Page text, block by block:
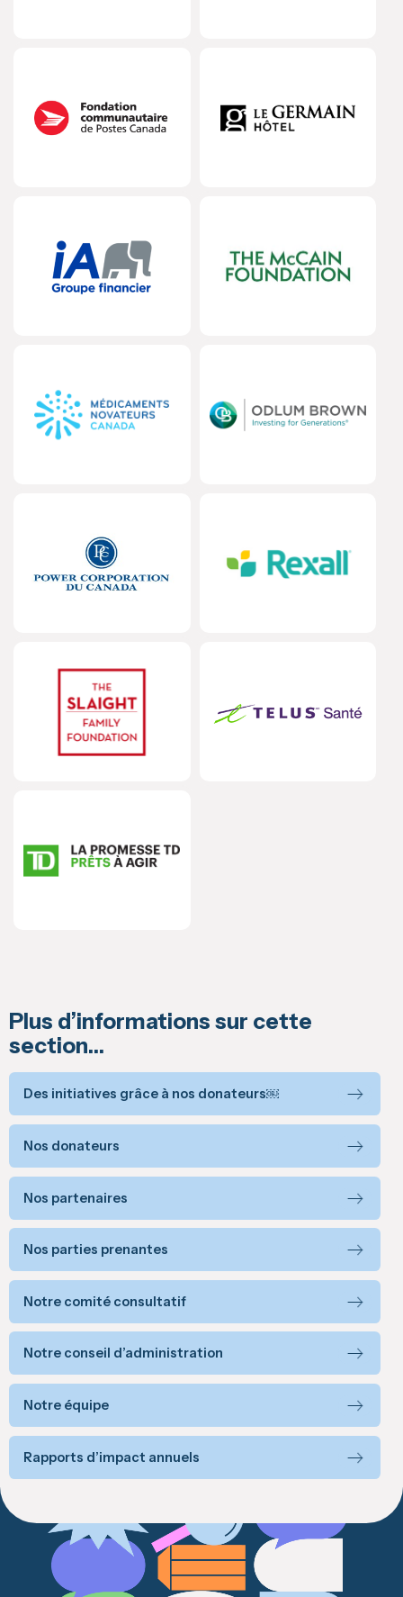
Plus d’informations sur cette
section…
Des initiatives grâce à nos donateurs￼
Nos donateurs
Nos partenaires
Nos parties prenantes
Notre comité consultatif
Notre conseil d’administration
Notre équipe
Rapports d’impact annuels